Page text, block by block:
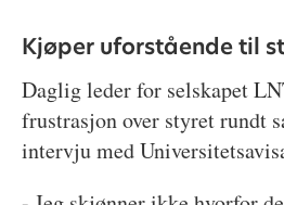
Kjøper uforstående til
Daglig leder for selskapet
frustrasjon over styret rundt
intervju med